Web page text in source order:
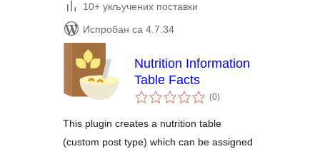
10+ укључених поставки
Испробан са 4.7.34
Nutrition Information
Table Facts
(0укупних
оцена
)
This plugin creates a nutrition table
(custom post type) which can be assigned